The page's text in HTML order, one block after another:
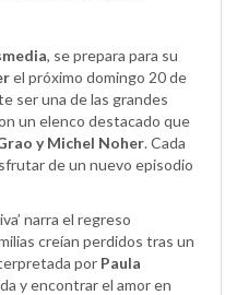
, se prepara para su
el próximo domingo 20 de
ser una de las grandes
un elenco destacado que
y Michel Noher. Cada
de un nuevo episodio
narra el regreso
creían perdidos tras un
por Paula
y encontrar el amor en